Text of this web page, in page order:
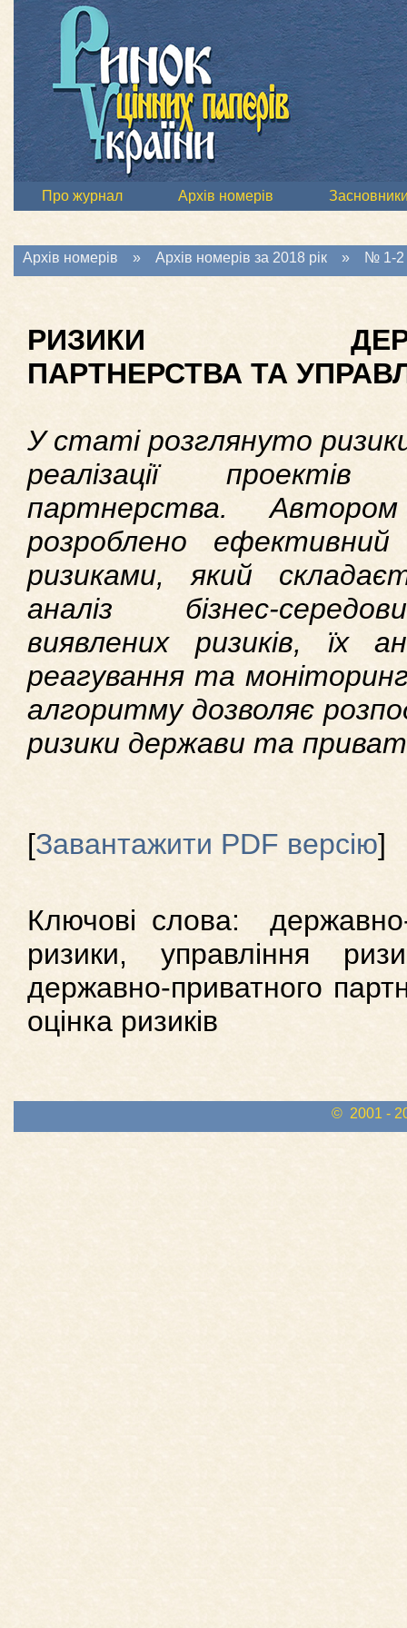
Про журнал Архів номерів
Архів номерів » Архів номерів за 2018 рік » № 1-2
РИЗИКИ
ПАРТНЕРСТВА ТА
У статі розглянуто
реалізації проектів
партнерства.
розроблено ефективний
ризиками, який
аналіз бізнес-
виявлених ризиків, їх
реагування та
алгоритму дозволяє
ризики держави та
[Завантажити PDF версію]
Ключові слова:
ризики, управління
державно-приватного
оцінка ризиків
© 2001 -